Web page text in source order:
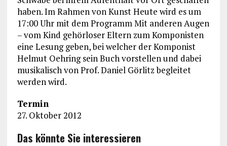
haben. Im Rahmen von Kunst Heute wird es um
17:00 Uhr mit dem Programm Mit anderen Augen
– vom Kind gehörloser Eltern zum Komponisten
eine Lesung geben, bei welcher der Komponist
Helmut Oehring sein Buch vorstellen und dabei
musikalisch von Prof. Daniel Görlitz begleitet
werden wird.
Termin
27. Oktober 2012
Das könnte Sie interessieren